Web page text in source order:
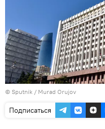
© Sputnik / Murad Orujov
Подписаться